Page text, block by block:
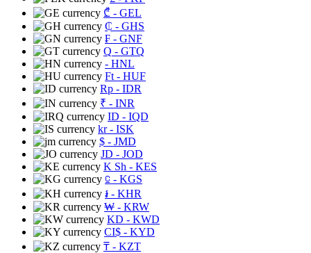
₾ - GEL
₵ - GHS
₣ - GNF
Q - GTQ
- HNL
Ft - HUF
Rp - IDR
₹ - INR
ID - IQD
kr- ISK
$ - JMD
JD - JOD
K Sh - KES
⃀ - KGS
៛ - KHR
₩ - KRW
KD - KWD
CI$ - KYD
₸ - KZT